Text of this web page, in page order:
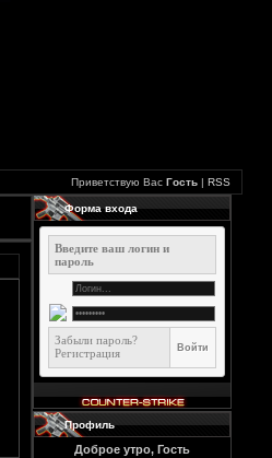
Приветствую Вас Гость | RSS
Форма входа
Введите ваш логин и
пароль
Забыли пароль?
Регистрация
Профиль
Доброе утро, Гость